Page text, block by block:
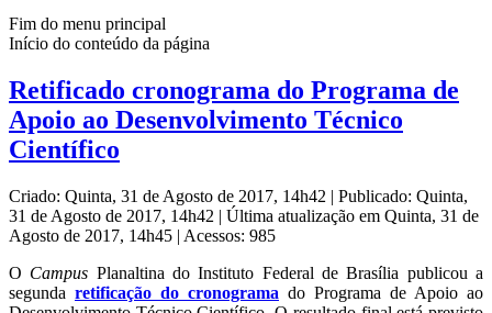
Fim do menu principal
Início do conteúdo da página
Retificado cronograma do Programa de
Apoio ao Desenvolvimento Técnico
Científico
Criado: Quinta, 31 de Agosto de 2017, 14h42 | Publicado: Quinta,
31 de Agosto de 2017, 14h42 | Última atualização em Quinta, 31 de
Agosto de 2017, 14h45 | Acessos: 985
O Campus Planaltina do Instituto Federal de Brasília publicou a
segunda retificação do cronograma do Programa de Apoio ao